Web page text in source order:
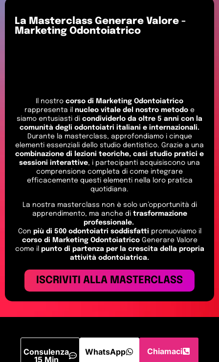
La Masterclass Generare Valore -
Marketing Odontoiatrico
Il nostro corso di Marketing Odontoiatrico
rappresenta il nucleo vitale del nostro metodo e
siamo entusiasti di condividerlo da oltre 5 anni con la
comunità degli odontoiatri italiani e internazionali.
Durante la masterclass, approfondiamo i cinque
elementi essenziali dello studio dentistico. Grazie a una
combinazione di lezioni teoriche, casi studio pratici e
sessioni interattive, i partecipanti acquisiscono una
comprensione completa di come integrare
efficacemente questi elementi nella loro pratica
quotidiana.
La nostra masterclass non è solo un’opportunità di
apprendimento, ma anche di trasformazione
professionale.
Con più di 500 odontoiatri soddisfatti promuoviamo il
corso di Marketing OdontoiatricoGenerare Valore
come il punto di partenza per la crescita della propria
attività odontoiatrica.
ISCRIVITI ALLA MASTERCLASS
Consulenza
15 Min
WhatsApp Chiamaci